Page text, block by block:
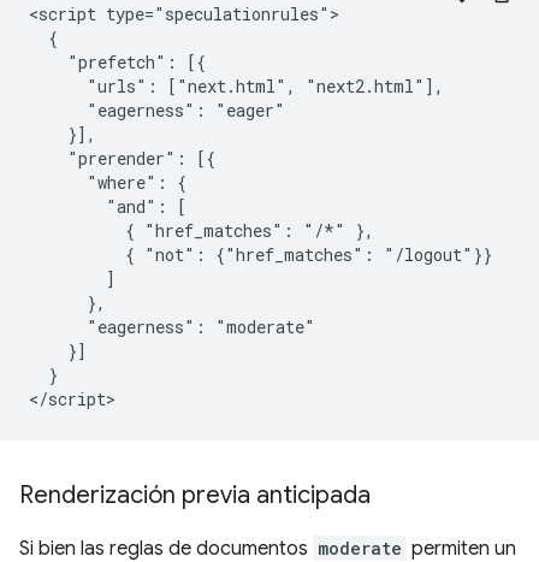
<script type="speculationrules">
  {
    "prefetch": [{
      "urls": ["next.html", "next2.html"],
      "eagerness": "eager"
    }],
    "prerender": [{
      "where": {
        "and": [
          { "href_matches": "/*" },
          { "not": {"href_matches": "/logout"}}
        ]
      },
      "eagerness": "moderate"
    }]
  }
Renderización previa anticipada
Si bien las reglas de documentos moderate permiten un